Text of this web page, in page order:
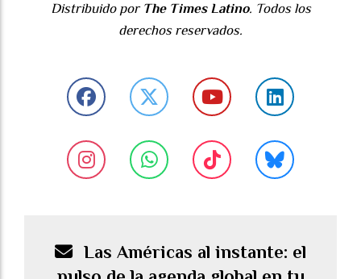
Distribuido por The Times Latino. Todos los
derechos reservados.
Las Américas al instante: el